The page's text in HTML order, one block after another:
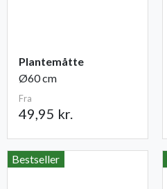
Plantemåtte
Ø60 cm
Fra
49,95 kr.
Bestseller